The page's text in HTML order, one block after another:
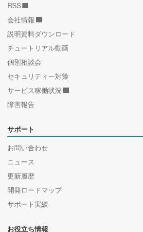
RSS
会社情報
説明資料ダウンロード
チュートリアル動画
個別相談会
セキュリティー対策
サービス稼働状況
障害報告
サポート
お問い合わせ
ニュース
更新履歴
開発ロードマップ
サポート実績
お役立ち情報